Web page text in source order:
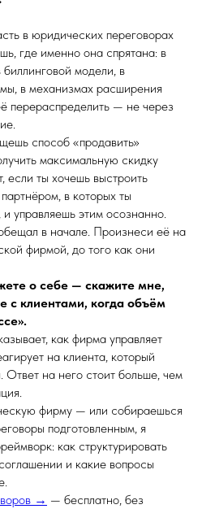
в юридических переговорах
где именно она спрятана: в
модели, в
в механизмах расширения
перераспределить — не через
способ «продавить»
максимальную скидку
если ты хочешь выстроить
в которых ты
управляешь этим осознанно.
в начале. Произнеси её на
фирмой, до того как они
о себе — скажите мне,
с клиентами, когда объём
как фирма управляет
на клиента, который
Ответ на него стоит больше, чем
фирму — или собираешься
подготовленным, я
как структурировать
и какие вопросы
→ — бесплатно, без